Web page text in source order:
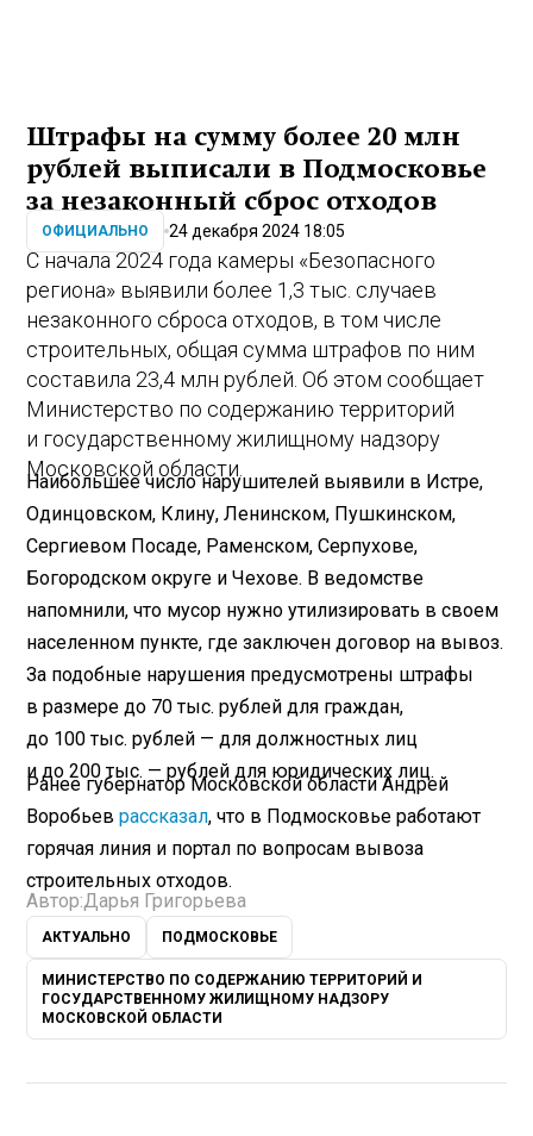
Штрафы на сумму более 20 млн
рублей выписали в Подмосковье
за незаконный сброс отходов
ОФИЦИАЛЬНО 24 декабря 2024 18:05
С начала 2024 года камеры «Безопасного
региона» выявили более 1,3 тыс. случаев
незаконного сброса отходов, в том числе
строительных, общая сумма штрафов по ним
составила 23,4 млн рублей. Об этом сообщает
Министерство по содержанию территорий
и государственному жилищному надзору
Московской области.
Наибольшее число нарушителей выявили в Истре,
Одинцовском, Клину, Ленинском, Пушкинском,
Сергиевом Посаде, Раменском, Серпухове,
Богородском округе и Чехове. В ведомстве
напомнили, что мусор нужно утилизировать в своем
населенном пункте, где заключен договор на вывоз.
За подобные нарушения предусмотрены штрафы
в размере до 70 тыс. рублей для граждан,
до 100 тыс. рублей — для должностных лиц
и до 200 тыс. — рублей для юридических лиц.
Ранее губернатор Московской области Андрей
Воробьеврассказал, что в Подмосковье работают
горячая линия и портал по вопросам вывоза
строительных отходов.
Автор:Дарья Григорьева
АКТУАЛЬНО ПОДМОСКОВЬЕ
МИНИСТЕРСТВО ПО СОДЕРЖАНИЮ ТЕРРИТОРИЙ И
ГОСУДАРСТВЕННОМУ ЖИЛИЩНОМУ НАДЗОРУ
МОСКОВСКОЙ ОБЛАСТИ